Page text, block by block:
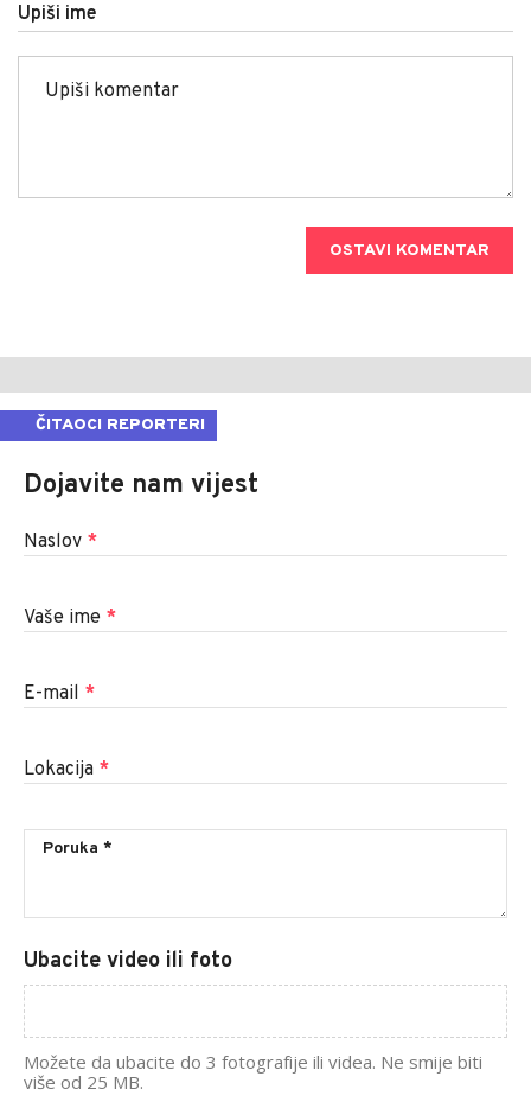
Upiši ime
OSTAVI KOMENTAR
ČITAOCI REPORTERI
Dojavite nam vijest
Naslov *
Vaše ime *
E-mail *
Lokacija *
Ubacite video ili foto
Možete da ubacite do 3 fotografije ili videa. Ne smije biti
više od 25 MB.